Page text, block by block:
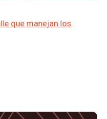
que manejan los